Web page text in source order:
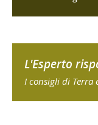
L'Esperto
I consigli di Terra